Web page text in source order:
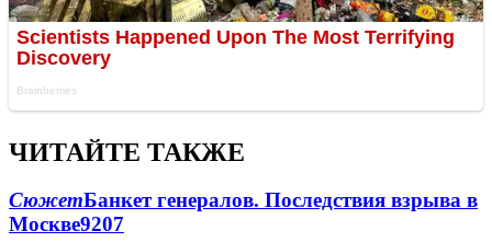
ЧИТАЙТЕ ТАКЖЕ
СюжетБанкет генералов. Последствия взрыва в
Москве9207